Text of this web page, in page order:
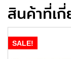
สินค้าที่เ
SALE!